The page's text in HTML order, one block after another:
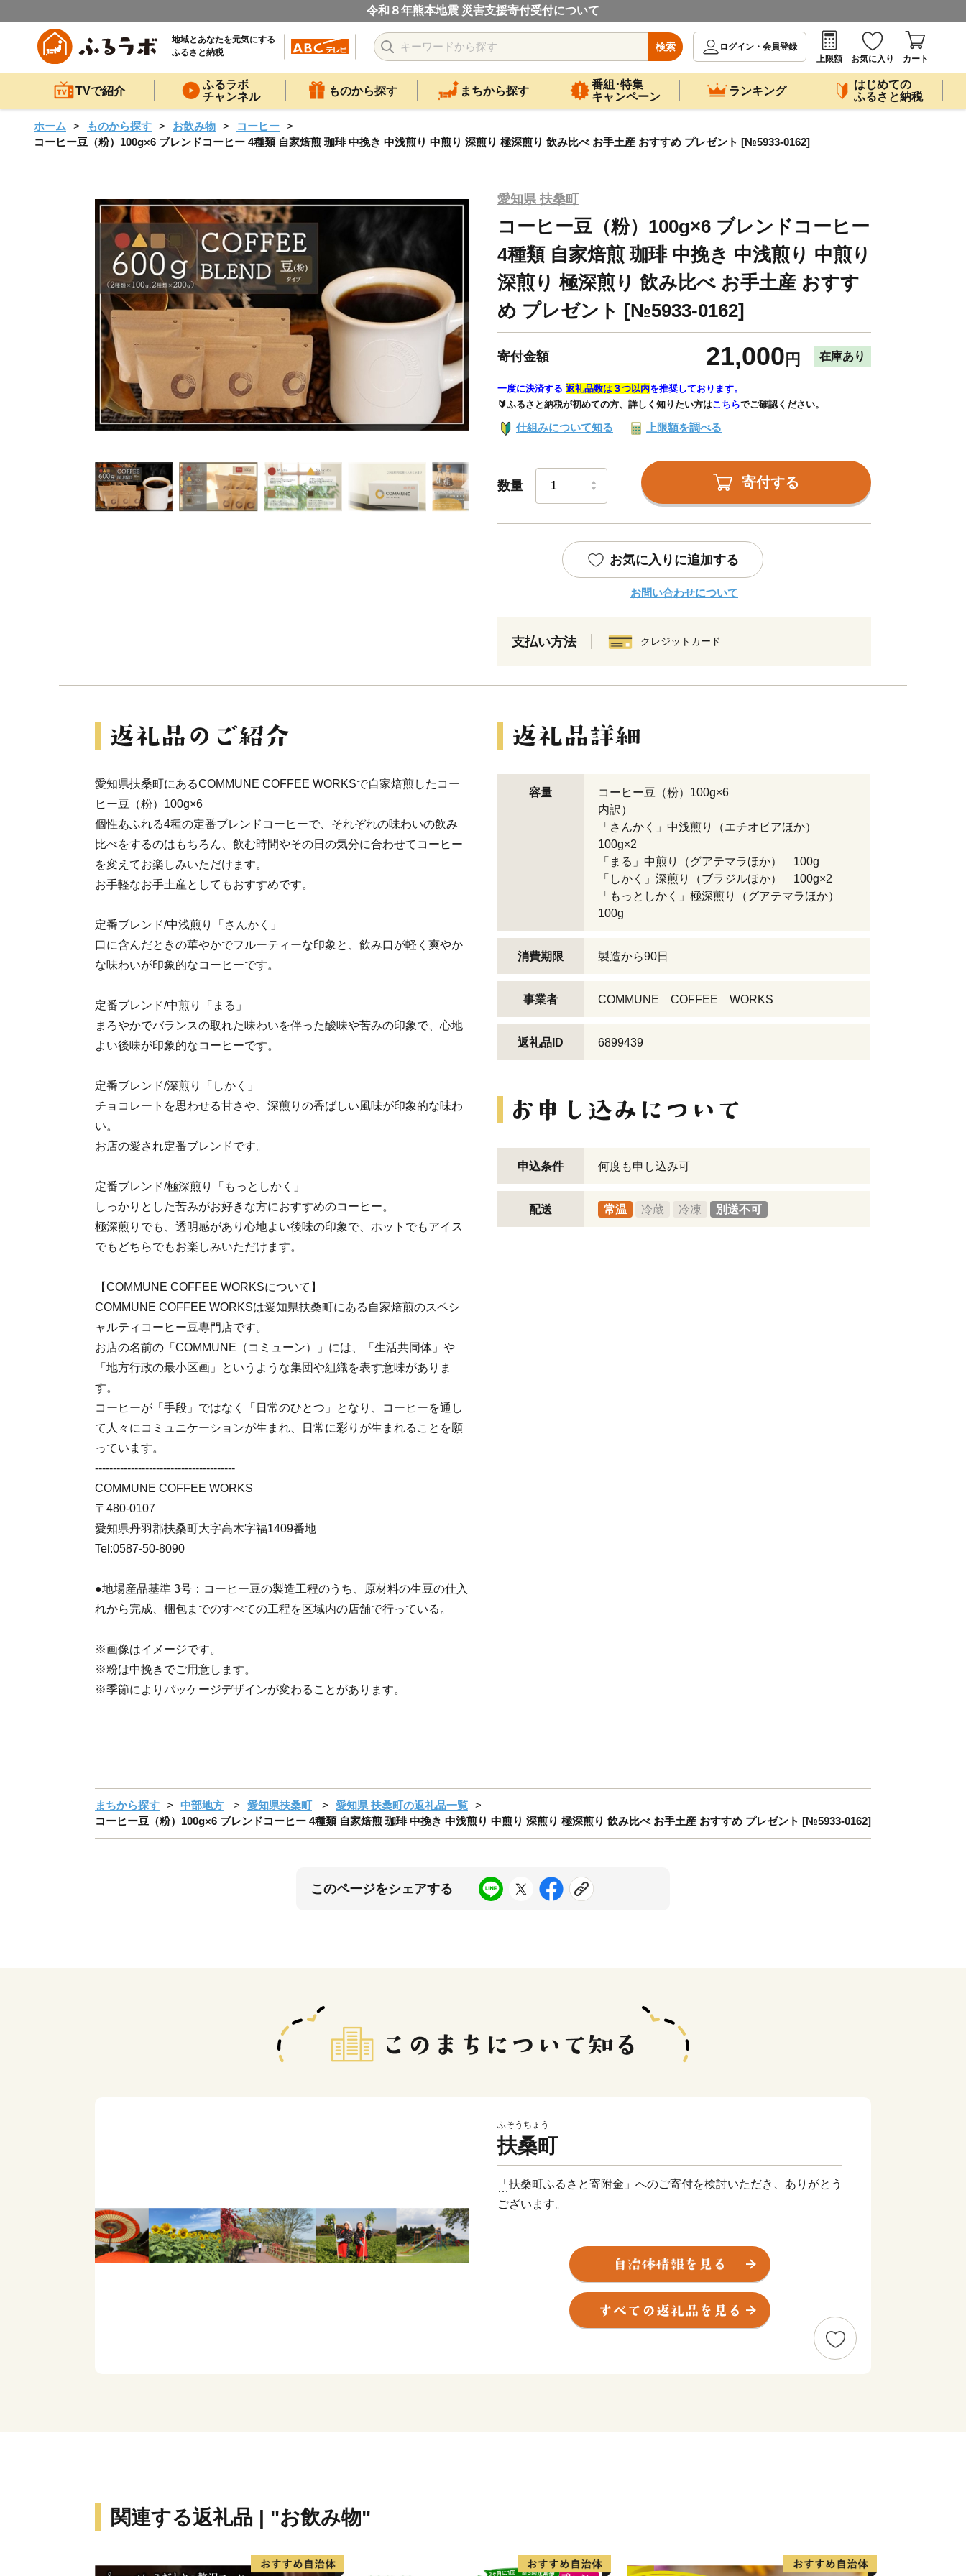
令和８年熊本地震 災害支援寄付受付について
地域とあなたを元気にする
ふるさと納税
検索
ログイン・会員登録
上限額
お気に入り カート
TVで紹介
ふるラボ
チャンネル
ものから探す まちから探す
番組･特集
キャンペーン
ランキング
はじめての
ふるさと納税
ホーム ものから探す お飲み物
コーヒー
コーヒー豆（粉）100g×6 ブレンドコーヒー 4種類 自家焙煎 珈琲 中挽き 中浅煎り 中煎り 深煎り 極深煎り 飲み比べ お手土産 おすすめ プレゼント [№5933-0162]
愛知県 扶桑町
コーヒー豆（粉）100g×6 ブレンドコーヒー
4種類 自家焙煎 珈琲 中挽き 中浅煎り 中煎り
深煎り 極深煎り 飲み比べ お手土産 おすす
め プレゼント [№5933-0162]
寄付金額 21,000 円 在庫あり
一度に決済する 返礼品数は３つ以内を推奨しております。
🔰ふるさと納税が初めての方、詳しく知りたい方はこちらでご確認ください。
仕組みについて知る 上限額を調べる
数量 寄付する
お気に入りに追加する
お問い合わせについて
支払い方法 クレジットカード
愛知県扶桑町にあるCOMMUNE COFFEE WORKSで自家焙煎したコー
ヒー豆（粉）100g×6
個性あふれる4種の定番ブレンドコーヒーで、それぞれの味わいの飲み
比べをするのはもちろん、飲む時間やその日の気分に合わせてコーヒー
を変えてお楽しみいただけます。
お手軽なお手土産としてもおすすめです。
定番ブレンド/中浅煎り「さんかく」
口に含んだときの華やかでフルーティーな印象と、飲み口が軽く爽やか
な味わいが印象的なコーヒーです。
定番ブレンド/中煎り「まる」
まろやかでバランスの取れた味わいを伴った酸味や苦みの印象で、心地
よい後味が印象的なコーヒーです。
定番ブレンド/深煎り「しかく」
チョコレートを思わせる甘さや、深煎りの香ばしい風味が印象的な味わ
い。
お店の愛され定番ブレンドです。
定番ブレンド/極深煎り「もっとしかく」
しっかりとした苦みがお好きな方におすすめのコーヒー。
極深煎りでも、透明感があり心地よい後味の印象で、ホットでもアイス
でもどちらでもお楽しみいただけます。
【COMMUNE COFFEE WORKSについて】
COMMUNE COFFEE WORKSは愛知県扶桑町にある自家焙煎のスペシ
ャルティコーヒー豆専門店です。
お店の名前の「COMMUNE（コミューン）」には、「生活共同体」や
「地方行政の最小区画」というような集団や組織を表す意味がありま
す。
コーヒーが「手段」ではなく「日常のひとつ」となり、コーヒーを通し
て人々にコミュニケーションが生まれ、日常に彩りが生まれることを願
っています。
---------------------------------------
COMMUNE COFFEE WORKS
〒480-0107
愛知県丹羽郡扶桑町大字高木字福1409番地
Tel:0587-50-8090
●地場産品基準 3号：コーヒー豆の製造工程のうち、原材料の生豆の仕入
れから完成、梱包までのすべての工程を区域内の店舗で行っている。
※画像はイメージです。
※粉は中挽きでご用意します。
※季節によりパッケージデザインが変わることがあります。
容量
コーヒー豆（粉）100g×6
内訳）
「さんかく」中浅煎り（エチオピアほか）
100g×2
「まる」中煎り（グアテマラほか） 100g
「しかく」深煎り（ブラジルほか） 100g×2
「もっとしかく」極深煎り（グアテマラほか）
100g
消費期限 製造から90日
事業者 COMMUNE COFFEE WORKS
返礼品ID 6899439
申込条件 何度も申し込み可
配送 常温 冷蔵 冷凍 別送不可
まちから探す 中部地方 愛知県扶桑町
愛知県 扶桑町の返礼品一覧
コーヒー豆（粉）100g×6 ブレンドコーヒー 4種類 自家焙煎 珈琲 中挽き 中浅煎り 中煎り 深煎り 極深煎り 飲み比べ お手土産 おすすめ プレゼント [№5933-0162]
このページをシェアする
ふそうちょう
扶桑町
「扶桑町ふるさと寄附金」へのご寄付を検討いただき、ありがとう
ございます。
《ちょうどいい”田舎”》
扶桑町は、愛知県の北西部に位置し、濃尾平野の一部をなす田園地
帯で、近年は名古屋市へのアクセスの良さから、ベッドタウンとし
て発展してきました。
町の中心地は幹線道路が走り住宅が多い景観となりますが、少し郊
《免疫ケアで健康習慣を推進するまち》
関連する返礼品 | "お飲み物"